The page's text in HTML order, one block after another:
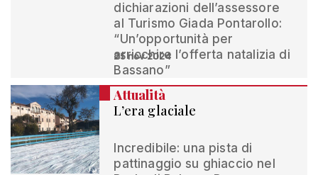
dichiarazioni dell’assessore
al Turismo Giada Pontarollo:
“Un’opportunità per
arricchire l’offerta natalizia di
Bassano”
25 nov 2024
Attualità
L’era glaciale
Incredibile: una pista di
pattinaggio su ghiaccio nel